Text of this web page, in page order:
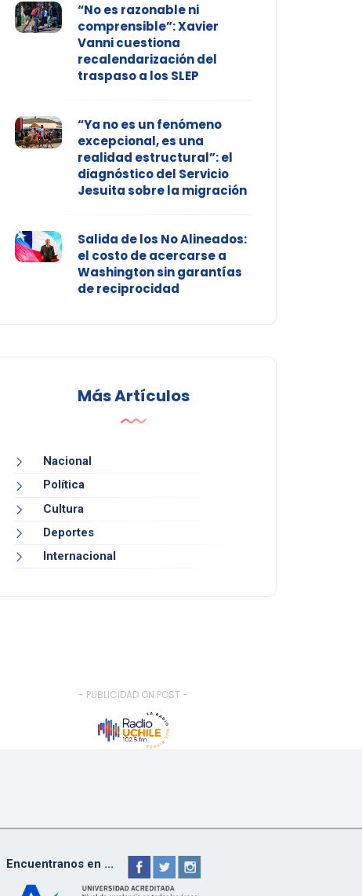
“No es razonable ni
comprensible”: Xavier
Vanni cuestiona
recalendarización del
traspaso a los SLEP
“Ya no es un fenómeno
excepcional, es una
realidad estructural”: el
diagnóstico del Servicio
Jesuita sobre la migración
Salida de los No Alineados:
el costo de acercarse a
Washington sin garantías
de reciprocidad
Más Artículos
Nacional
Política
Cultura
Deportes
Internacional
- PUBLICIDAD ON POST -
Encuentranos en ...